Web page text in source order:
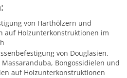
von Harthölzern und
auf Holzunterkonstruktionen im
von Douglasien,
Massaranduba, Bongossidielen und
auf Holzunterkonstruktionen